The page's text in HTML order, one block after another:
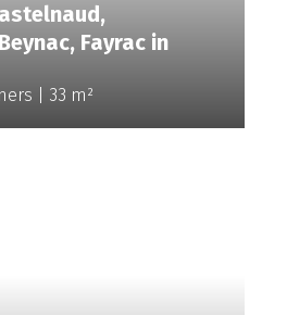
Fayrac in
33 m²